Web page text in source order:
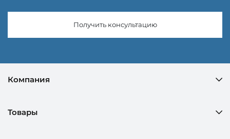
Получить консультацию
Компания
Товары